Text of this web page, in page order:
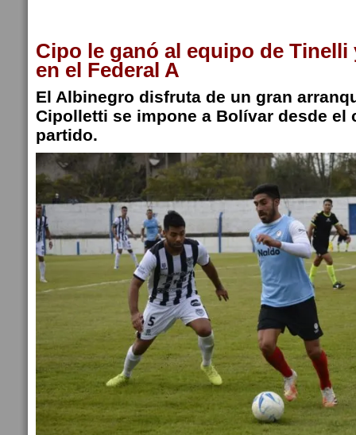
Cipo le ganó al equipo de
en el Federal A
El Albinegro disfruta de un gran
Cipolletti se impone a Bolívar desde el
partido.